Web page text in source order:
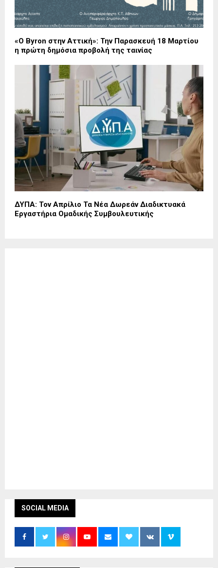
«Ο Byron στην Αττική»: Την Παρασκευή 18 Μαρτίου
η πρώτη δημόσια προβολή της ταινίας
ΔΥΠΑ: Τον Απρίλιο Τα Νέα Δωρεάν Διαδικτυακά
Εργαστήρια Ομαδικής Συμβουλευτικής
SOCIAL MEDIA